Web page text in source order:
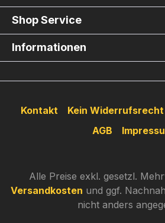
Shop Service
Informationen
Kontakt Kein Widerrufsrecht
AGB
Alle Preise exkl. gesetzl.
Versandkosten und ggf.
nicht anders